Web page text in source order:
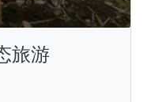
旅游